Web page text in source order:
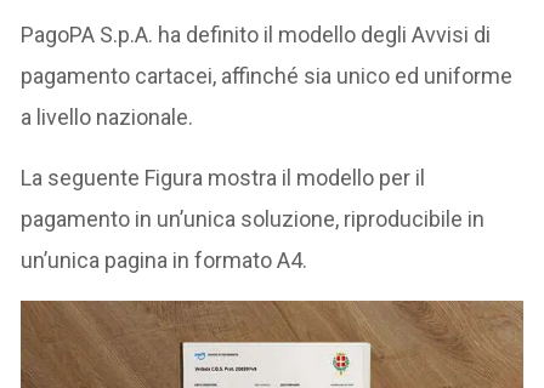
PagoPA S.p.A. ha definito il modello degli Avvisi di
pagamento cartacei, affinché sia unico ed uniforme
a livello nazionale.
La seguente Figura mostra il modello per il
pagamento in un’unica soluzione, riproducibile in
un’unica pagina in formato A4.